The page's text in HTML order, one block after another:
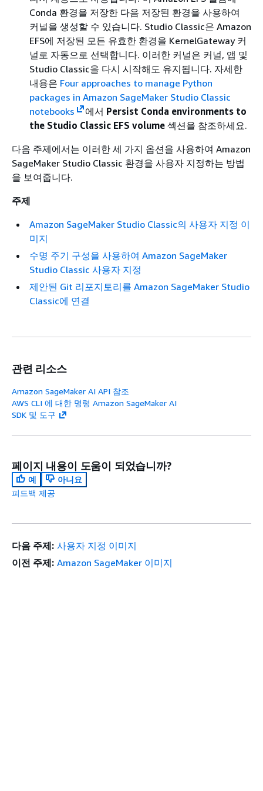
Conda 환경을 저장한 다음 저장된 환경을 사용하여
커널을 생성할 수 있습니다. Studio Classic은 Amazon
EFS에 저장된 모든 유효한 환경을 KernelGateway 커
널로 자동으로 선택합니다. 이러한 커널은 커널, 앱 및
Studio Classic을 다시 시작해도 유지됩니다. 자세한
내용은 Four approaches to manage Python
packages in Amazon SageMaker Studio Classic
notebooks
에서 Persist Conda environments to
the Studio Classic EFS volume 섹션을 참조하세요.
다음 주제에서는 이러한 세 가지 옵션을 사용하여 Amazon
SageMaker Studio Classic 환경을 사용자 지정하는 방법
을 보여줍니다.
주제
Amazon SageMaker Studio Classic의 사용자 지정 이
미지
수명 주기 구성을 사용하여 Amazon SageMaker
Studio Classic 사용자 지정
제안된 Git 리포지토리를 Amazon SageMaker Studio
Classic에 연결
관련 리소스
Amazon SageMaker AI API 참조
AWS CLI 에 대한 명령 Amazon SageMaker AI
SDK 및 도구
페이지 내용이 도움이 되었습니까?
예
아니요
피드백 제공
다음 주제: 사용자 지정 이미지
이전 주제: Amazon SageMaker 이미지